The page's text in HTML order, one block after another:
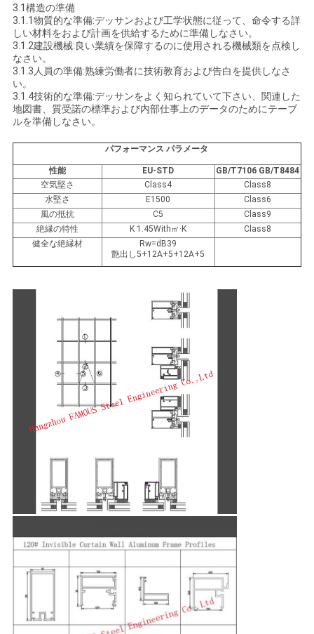
を
要
求
し
な
さ
い
PRIVACY
POLICY
3.1構造の準備
3.1.1物質的な準備:デッサンおよび工学状態に従って、命令する詳
しい材料をおよび計画を供給するために準備しなさい。
3.1.2建設機械:良い業績を保障するのに使用される機械類を点検し
なさい。
3.1.3人員の準備:熟練労働者に技術教育および告白を提供しなさ
い。
3.1.4技術的な準備:デッサンをよく知られていて下さい、関連した
地図書、質受諾の標準および内部仕事上のデータのためにテーブ
ルを準備しなさい。
パフォーマンス パラメータ
性能 EU-STD
GB/T7106 GB/T8484
空気堅さ
Class4
Class8
水堅さ
E1500
Class6
風の抵抗
C5
Class9
絶縁の特性
K 1.45With㎡·K
Class8
健全な絶縁材
Rw=dB39
艶出し5+12A+5+12A+5